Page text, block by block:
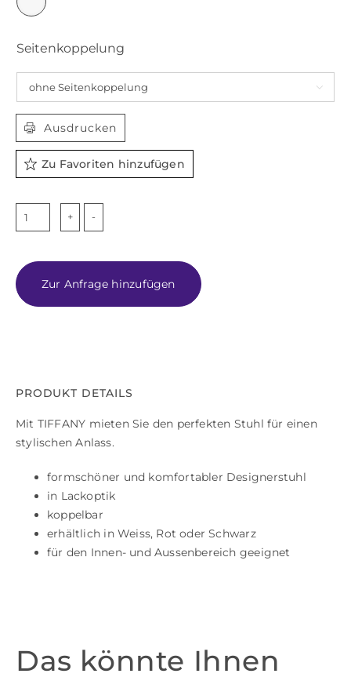
Seitenkoppelung

Ausdrucken
Zu Favoriten hinzufügen
TIFFANY
Zur Anfrage hinzufügen
PRODUKT DETAILS
Mit TIFFANY mieten Sie den perfekten Stuhl für einen
stylischen Anlass.
formschöner und komfortabler Designerstuhl
in Lackoptik
koppelbar
erhältlich in Weiss, Rot oder Schwarz
für den Innen- und Aussenbereich geeignet
Das könnte Ihnen